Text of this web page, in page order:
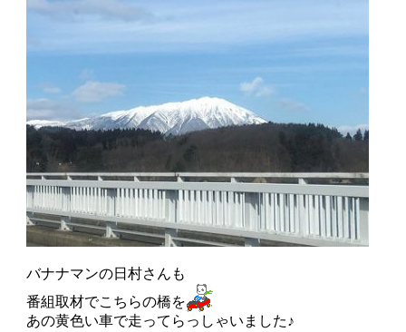
バナナマンの日村さんも
番組取材でこちらの橋を
あの黄色い車で走ってらっしゃいました♪